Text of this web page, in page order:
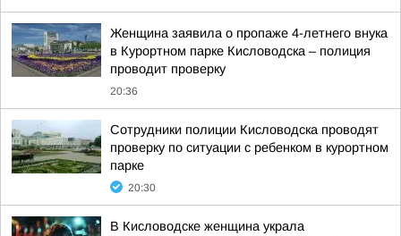
Женщина заявила о пропаже 4-летнего внука
в Курортном парке Кисловодска – полиция
проводит проверку
20:36
Сотрудники полиции Кисловодска проводят
проверку по ситуации с ребенком в курортном
парке
20:30
В Кисловодске женщина украла